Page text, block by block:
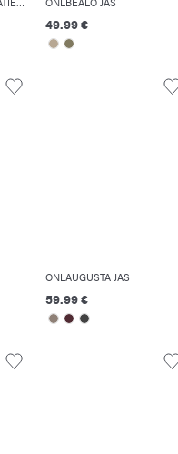
49.99 €
ONLAUGUSTA JAS
59.99 €